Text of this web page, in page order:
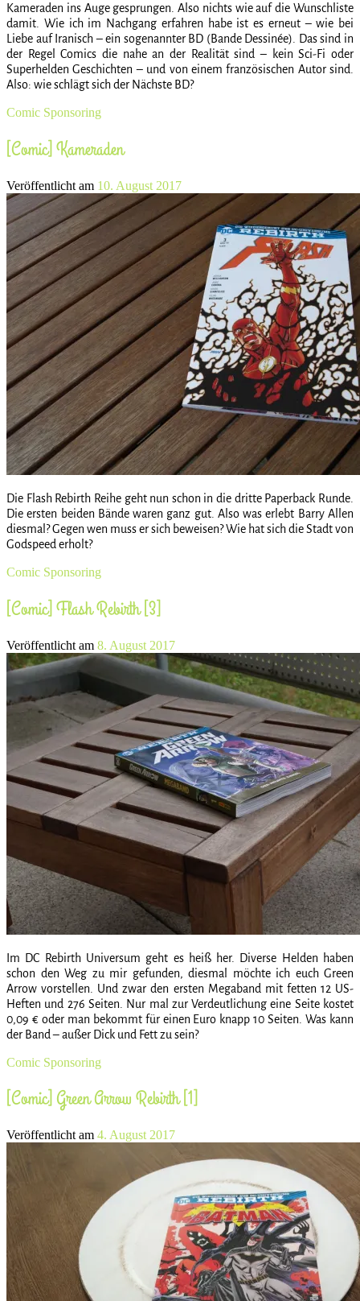
Kameraden ins Auge gesprungen. Also nichts wie auf die Wunschliste
damit. Wie ich im Nachgang erfahren habe ist es erneut – wie bei
Liebe auf Iranisch – ein sogenannter BD (Bande Dessinée). Das sind in
der Regel Comics die nahe an der Realität sind – kein Sci-Fi oder
Superhelden Geschichten – und von einem französischen Autor sind.
Also: wie schlägt sich der Nächste BD?
Comic Sponsoring
[Comic] Kameraden
Veröffentlicht am 10. August 2017
Die Flash Rebirth Reihe geht nun schon in die dritte Paperback Runde.
Die ersten beiden Bände waren ganz gut. Also was erlebt Barry Allen
diesmal? Gegen wen muss er sich beweisen? Wie hat sich die Stadt von
Godspeed erholt?
Comic Sponsoring
[Comic] Flash Rebirth [3]
Veröffentlicht am 8. August 2017
Im DC Rebirth Universum geht es heiß her. Diverse Helden haben
schon den Weg zu mir gefunden, diesmal möchte ich euch Green
Arrow vorstellen. Und zwar den ersten Megaband mit fetten 12 US-
Heften und 276 Seiten. Nur mal zur Verdeutlichung eine Seite kostet
0,09 € oder man bekommt für einen Euro knapp 10 Seiten. Was kann
der Band – außer Dick und Fett zu sein?
Comic Sponsoring
[Comic] Green Arrow Rebirth [1]
Veröffentlicht am 4. August 2017